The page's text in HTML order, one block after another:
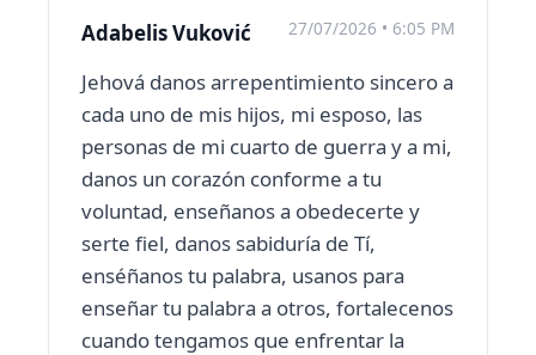
Adabelis Vuković 27/07/2026 • 6:05 PM
Jehová danos arrepentimiento sincero a
cada uno de mis hijos, mi esposo, las
personas de mi cuarto de guerra y a mi,
danos un corazón conforme a tu
voluntad, enseñanos a obedecerte y
serte fiel, danos sabiduría de Tí,
enséñanos tu palabra, usanos para
enseñar tu palabra a otros, fortalecenos
cuando tengamos que enfrentar la